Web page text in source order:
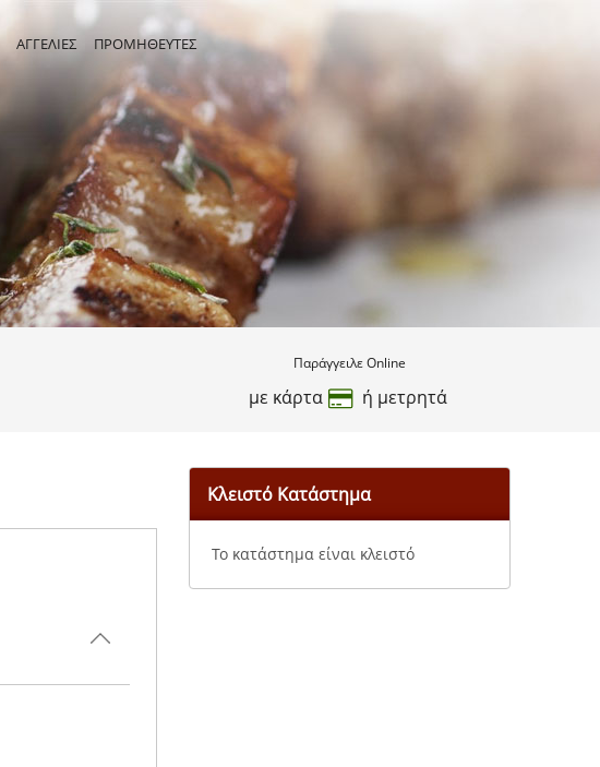
ΑΓΓΕΛΙΕΣ ΠΡΟΜΗΘΕΥΤΕΣ
Παράγγειλε Online
με κάρτα ή μετρητά
Κλειστό Κατάστημα
Το κατάστημα είναι κλειστό